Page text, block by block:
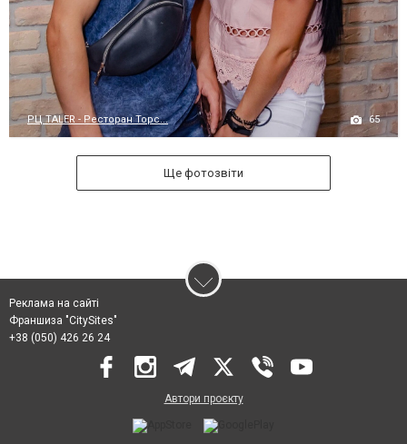
РЦ TALER - Ресторан Торс... 65
Ще фотозвіти
Реклама на сайті
Франшиза "CitySites"
+38 (050) 426 26 24
Автори проєкту